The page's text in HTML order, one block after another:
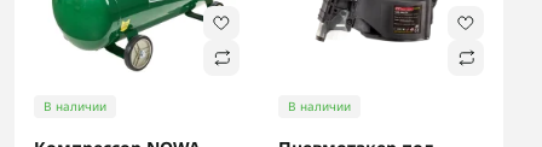
В наличии В наличии